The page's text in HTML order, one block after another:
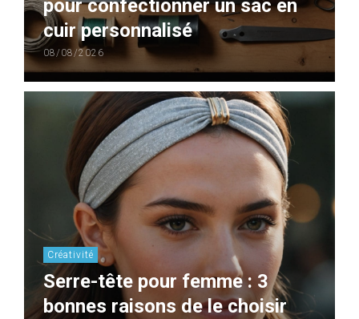
pour confectionner un sac en
cuir personnalisé
08/08/2026
Créativité
Serre-tête pour femme : 3
bonnes raisons de le choisir